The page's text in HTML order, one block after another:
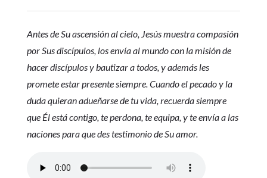
Antes de Su ascensión al cielo, Jesús muestra compasión
por Sus discípulos, los envía al mundo con la misión de
hacer discípulos y bautizar a todos, y además les
promete estar presente siempre. Cuando el pecado y la
duda quieran adueñarse de tu vida, recuerda siempre
que Él está contigo, te perdona, te equipa, y te envía a las
naciones para que des testimonio de Su amor.